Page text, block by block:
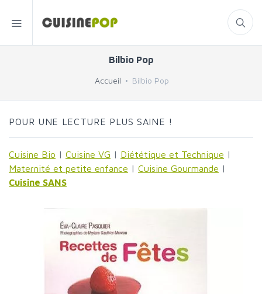
Bilbio Pop
Accueil Bilbio Pop
POUR UNE LECTURE PLUS SAINE !
Cuisine Bio | Cuisine VG | Diététique et Technique |
Maternité et petite enfance | Cuisine Gourmande |
Cuisine SANS